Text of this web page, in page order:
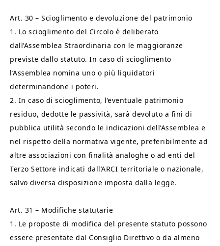
Art. 30 – Scioglimento e devoluzione del patrimonio
1. Lo scioglimento del Circolo è deliberato
dall’Assemblea Straordinaria con le maggioranze
previste dallo statuto. In caso di scioglimento
l’Assemblea nomina uno o più liquidatori
determinandone i poteri.
2. In caso di scioglimento, l’eventuale patrimonio
residuo, dedotte le passività, sarà devoluto a fini di
pubblica utilità secondo le indicazioni dell’Assemblea e
nel rispetto della normativa vigente, preferibilmente ad
altre associazioni con finalità analoghe o ad enti del
Terzo Settore indicati dall’ARCI territoriale o nazionale,
salvo diversa disposizione imposta dalla legge.
Art. 31 – Modifiche statutarie
1. Le proposte di modifica del presente statuto possono
essere presentate dal Consiglio Direttivo o da almeno